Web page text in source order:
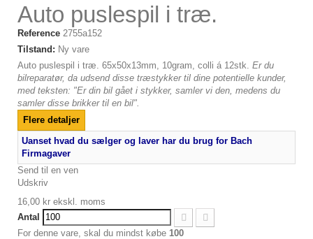
Auto puslespil i træ.
Reference 2755a152
Tilstand: Ny vare
Auto puslespil i træ. 65x50x13mm, 10gram, colli á 12stk. Er du
bilreparatør, da udsend disse træstykker til dine potentielle kunder,
med teksten: "Er din bil gået i stykker, samler vi den, medens du
samler disse brikker til en bil".
Flere detaljer
Uanset hvad du sælger og laver har du brug for Bach
Firmagaver
Send til en ven
Udskriv
16,00 kr ekskl. moms
Antal
For denne vare, skal du mindst købe 100